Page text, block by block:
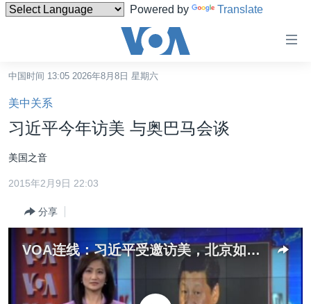
Powered by Translate
碍
链
接
跳
转
内
中国
台湾
港澳
国际
最新国际新闻
印太
中东
分类新闻
经济·金融·贸易
人权·法律·宗教
美中关系
热点专题
中国时间 13:05 2026年8月8日 星期六
美中关系
习近平今年访美 与奥巴马会谈
美国之音
2015年2月9日 22:03
分享
VOA连线：习近平受邀访美，北京如何回应引关注